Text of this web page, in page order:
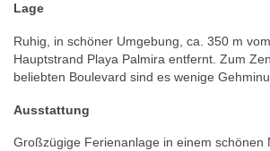
Lage
Ruhig, in schöner Umgebung, ca. 350 m
Hauptstrand Playa Palmira entfernt. Zum
beliebten Boulevard sind es wenige
Ausstattung
Großzügige Ferienanlage in einem schönen